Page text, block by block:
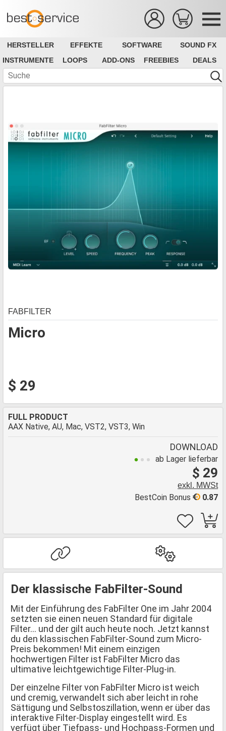
HERSTELLER EFFEKTE SOFTWARE
SOUND FX
INSTRUMENTE
LOOPS ADD-ONS FREEBIES DEALS
Micro
FABFILTER
$ 29
FULL PRODUCT
AAX Native, AU, Mac, VST2, VST3, Win
DOWNLOAD
ab Lager lieferbar
$ 29
exkl. MWSt
0.87
BestCoin Bonus
Der klassische FabFilter-Sound
Mit der Einführung des FabFilter One im Jahr 2004
setzten sie einen neuen Standard für digitale
Filter... und der gilt auch heute noch. Jetzt kannst
du den klassischen FabFilter-Sound zum Micro-
Preis bekommen! Mit einem einzigen
hochwertigen Filter ist FabFilter Micro das
ultimative leichtgewichtige Filter-Plug-in.
Der einzelne Filter von FabFilter Micro ist weich
und cremig, verwandelt sich aber leicht in rohe
Sättigung und Selbstoszillation, wenn er über das
interaktive Filter-Display eingestellt wird. Es
verfügt über Tiefpass- und Hochpass-Formen und